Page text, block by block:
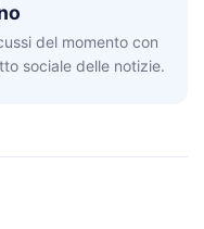
del momento con
sociale delle notizie.